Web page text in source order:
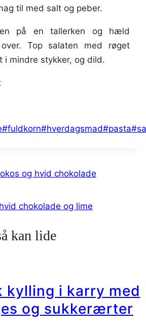
til med salt og peber.
på en tallerken og hæld
over. Top salaten med røget
i mindre stykker, og dild.
#fuldkorn#hverdagsmad#pasta#
og hvid chokolade
chokolade og lime
kan lide
kylling i karry med
og sukkerærter